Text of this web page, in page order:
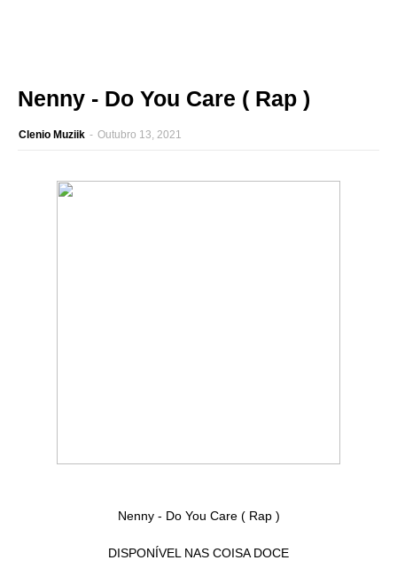
Nenny - Do You Care ( Rap )
Clenio Muziik - Outubro 13, 2021
Nenny - Do You Care ( Rap )
DISPONÍVEL NAS COISA DOCE